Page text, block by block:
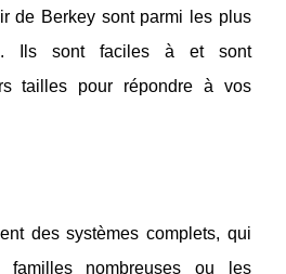
de Berkey sont parmi les plus
Ils sont faciles à et sont
tailles pour répondre à vos
des systèmes complets, qui
nombreuses ou les